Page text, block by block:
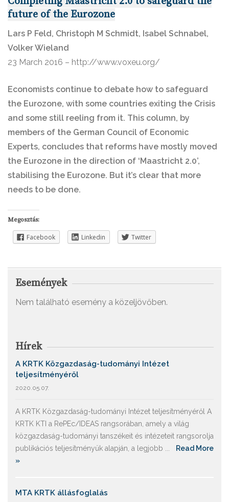
future of the Eurozone
Lars P Feld, Christoph M Schmidt, Isabel Schnabel,
Volker Wieland
23 March 2016 – http://www.voxeu.org/
Economists continue to debate how to safeguard
the Eurozone, with some countries exiting the Crisis
and some still reeling from it. This column, by
members of the German Council of Economic
Experts, concludes that reforms have mostly moved
the Eurozone in the direction of ‘Maastricht 2.0’,
stabilising the Eurozone. But it’s clear that more
needs to be done.
Megosztás:
Facebook Linkedin Twitter
Események
Nem található esemény a közeljövőben.
Hírek
A KRTK Közgazdaság-tudományi Intézet
teljesítményéről
2020.05.07.
A KRTK Közgazdaság-tudományi Intézet teljesítményéről A
KRTK KTI a RePEc/IDEAS rangsorában, amely a világ
közgazdaság-tudományi tanszékeit és intézeteit rangsorolja
publikációs teljesítményük alapján, a legjobb ...
Read More
»
MTA KRTK állásfoglalás